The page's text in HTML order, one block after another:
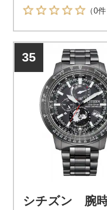
(プロマスター)。世
の、そのまた先へ。
台に活躍する人のた
ロットウオッチ。プ
ー「SKYシリーズ」。
（0件
35
シチズン 腕